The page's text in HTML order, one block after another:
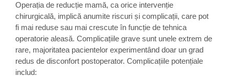
Operația de reducție mamă, ca orice intervenție
chirurgicală, implică anumite riscuri și complicații, care pot
fi mai reduse sau mai crescute în funcție de tehnica
operatorie aleasă. Complicațiile grave sunt unele extrem de
rare, majoritatea pacientelor experimentând doar un grad
redus de disconfort postoperator. Complicațiile potențiale
includ: